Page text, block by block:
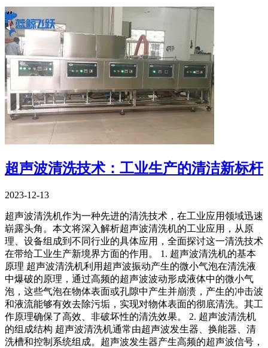
超声波清洗技术：工业生产的清洁新标杆
2023-12-13
超声波清洗机作为一种先进的清洗技术，在工业应用领域迅速
崭露头角。本文将深入解析超声波清洗机的工业应用，从原
理、设备组成到不同行业的具体应用，全面探讨这一清洗技术
在带给工业生产新境界方面的作用。 1. 超声波清洗机的基本
原理 超声波清洗机利用超声波振动产生的微小气泡在清洗液
中爆破的原理，通过高频的超声波波动形成液体中的微小气
泡，这些气泡在物体表面或孔隙中产生并崩溃，产生的冲击波
和液流能够有效去除污垢，实现对物体表面的彻底清洗。其工
作原理确保了高效、非破坏性的清洗效果。 2. 超声波清洗机
的组成结构 超声波清洗机通常由超声波发生器、换能器、清
洗槽和控制系统组成。超声波发生器产生高频的超声波信号，